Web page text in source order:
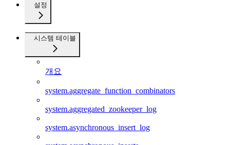
설정
시스템 테이블
개요
system.aggregate_function_combinators
system.aggregated_zookeeper_log
system.asynchronous_insert_log